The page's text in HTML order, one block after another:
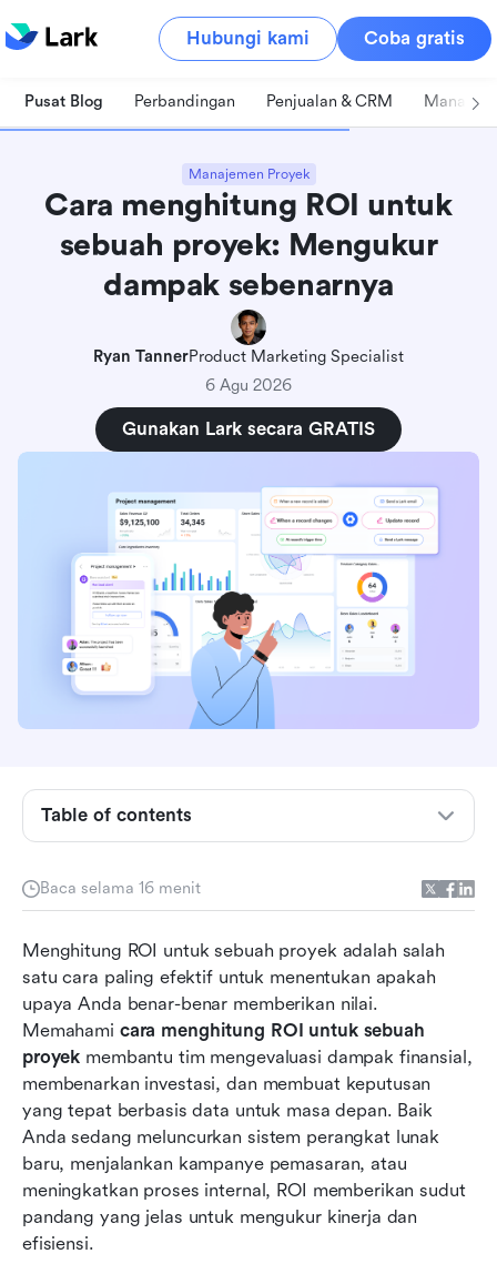
Hubungi kami Coba gratis
Pusat Blog Perbandingan Penjualan & CRM
Manajemen Proyek
Cara menghitung ROI untuk
sebuah proyek: Mengukur
dampak sebenarnya
Ryan TannerProduct Marketing Specialist
6 Agu 2026
Gunakan Lark secara GRATIS
Baca selama 16 menit
Menghitung ROI untuk sebuah proyek adalah salah
satu cara paling efektif untuk menentukan apakah
upaya Anda benar-benar memberikan nilai.
Memahami cara menghitung ROI untuk sebuah
proyek membantu tim mengevaluasi dampak finansial,
membenarkan investasi, dan membuat keputusan
yang tepat berbasis data untuk masa depan. Baik
Anda sedang meluncurkan sistem perangkat lunak
baru, menjalankan kampanye pemasaran, atau
meningkatkan proses internal, ROI memberikan sudut
pandang yang jelas untuk mengukur kinerja dan
efisiensi.
Table of contents
Apa itu ROI dalam manajemen proyek?
proyek
Cara menghitung ROI untuk sebuah proyek
Solusi modern: Gunakan Lark untuk mengukur
Mulai paket Anda: Template siap pakai di Lark
Mengapa menghitung ROI proyek itu penting
Tantangan umum dalam perhitungan ROI
Kesimpulan
FAQ
Bacaan terkait